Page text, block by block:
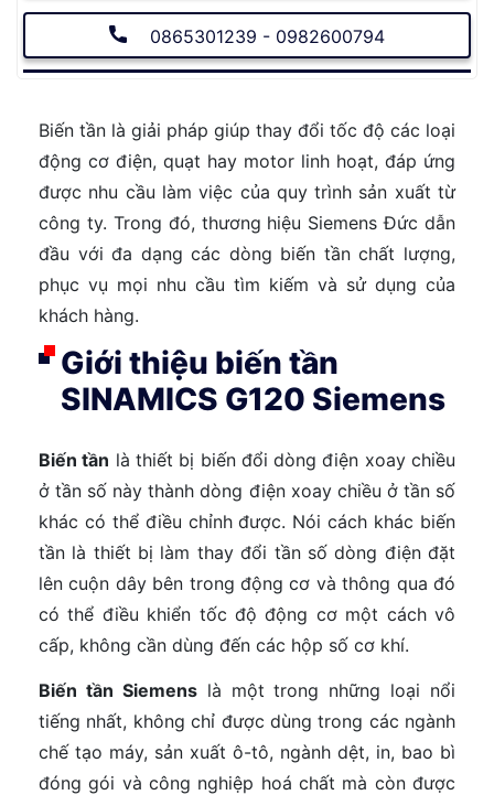
0865301239 - 0982600794
Biến tần là giải pháp giúp thay đổi tốc độ các loại
động cơ điện, quạt hay motor linh hoạt, đáp ứng
được nhu cầu làm việc của quy trình sản xuất từ
công ty. Trong đó, thương hiệu Siemens Đức dẫn
đầu với đa dạng các dòng biến tần chất lượng,
phục vụ mọi nhu cầu tìm kiếm và sử dụng của
khách hàng.
Giới thiệu biến tần
SINAMICS G120 Siemens
Biến tần là thiết bị biến đổi dòng điện xoay chiều
ở tần số này thành dòng điện xoay chiều ở tần số
khác có thể điều chỉnh được. Nói cách khác biến
tần là thiết bị làm thay đổi tần số dòng điện đặt
lên cuộn dây bên trong động cơ và thông qua đó
có thể điều khiển tốc độ động cơ một cách vô
cấp, không cần dùng đến các hộp số cơ khí.
Biến tần Siemenslà một trong những loại nổi
tiếng nhất, không chỉ được dùng trong các ngành
chế tạo máy, sản xuất ô-tô, ngành dệt, in, bao bì
đóng gói và công nghiệp hoá chất mà còn được